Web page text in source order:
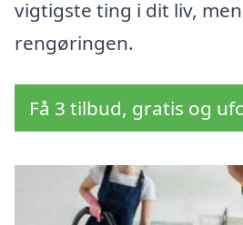
vigtigste ting i dit liv,
rengøringen.
Få 3 tilbud, gratis og